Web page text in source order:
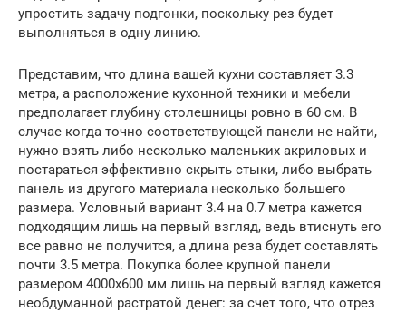
упростить задачу подгонки, поскольку рез будет
выполняться в одну линию.
Представим, что длина вашей кухни составляет 3.3
метра, а расположение кухонной техники и мебели
предполагает глубину столешницы ровно в 60 см. В
случае когда точно соответствующей панели не найти,
нужно взять либо несколько маленьких акриловых и
постараться эффективно скрыть стыки, либо выбрать
панель из другого материала несколько большего
размера. Условный вариант 3.4 на 0.7 метра кажется
подходящим лишь на первый взгляд, ведь втиснуть его
все равно не получится, а длина реза будет составлять
почти 3.5 метра. Покупка более крупной панели
размером 4000х600 мм лишь на первый взгляд кажется
необдуманной растратой денег: за счет того, что отрез